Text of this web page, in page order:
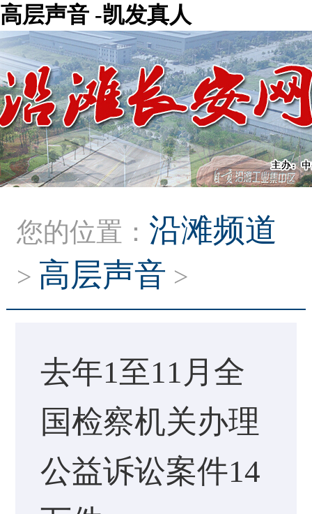
高层声音 -凯发真人
您的位置： 沿滩频道
> 高层声音 >
去年1至11月全
国检察机关办理
公益诉讼案件14